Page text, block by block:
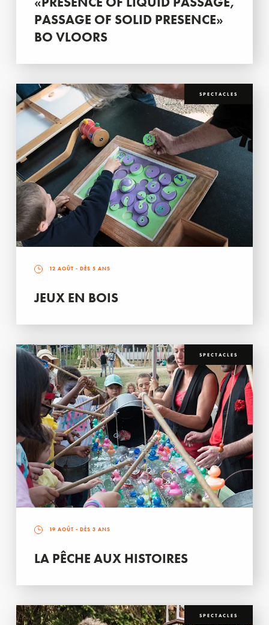
PASSAGE OF SOLID PRESENCE»
BO VLOORS
SPECTACLES
12 AOÛT - DÈS 5 ANS
JEUX EN BOIS
SPECTACLES
19 AOÛT - DÈS 3 ANS
LA PÊCHE AUX HISTOIRES
SPECTACLES